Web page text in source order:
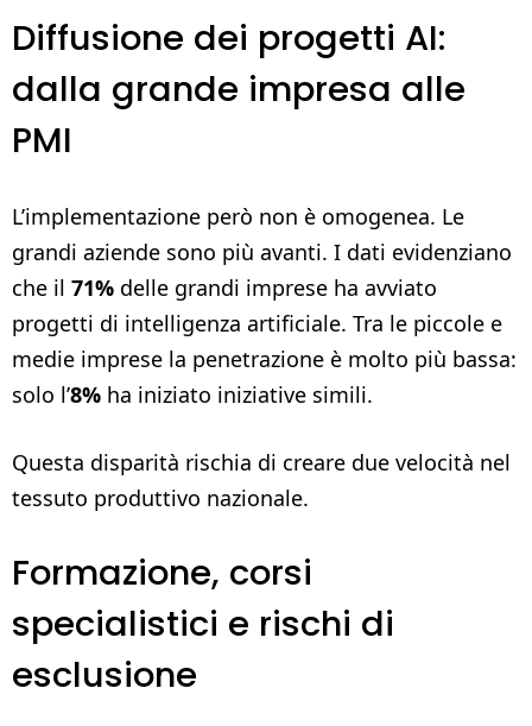
Diffusione dei progetti AI:
dalla grande impresa alle
PMI
L’implementazione però non è omogenea. Le
grandi aziende sono più avanti. I dati evidenziano
che il 71% delle grandi imprese ha avviato
progetti di intelligenza artificiale. Tra le piccole e
medie imprese la penetrazione è molto più bassa:
solo l’8% ha iniziato iniziative simili.
Questa disparità rischia di creare due velocità nel
tessuto produttivo nazionale.
Formazione, corsi
specialistici e rischi di
esclusione